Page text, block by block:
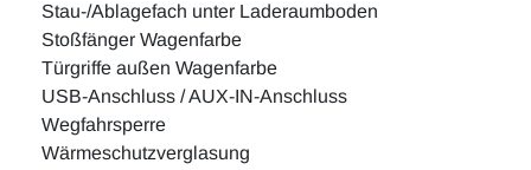
Stau-/Ablagefach unter Laderaumboden
Stoßfänger Wagenfarbe
Türgriffe außen Wagenfarbe
USB-Anschluss / AUX-IN-Anschluss
Wegfahrsperre
Wärmeschutzverglasung